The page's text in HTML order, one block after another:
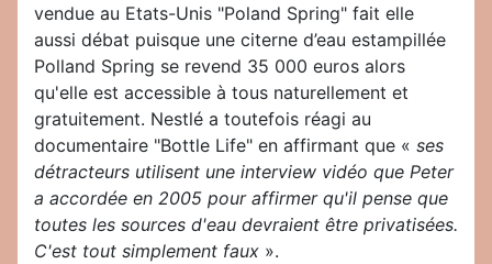
vendue au Etats-Unis "Poland Spring" fait elle
aussi débat puisque une citerne d’eau estampillée
Polland Spring se revend 35 000 euros alors
qu'elle est accessible à tous naturellement et
gratuitement. Nestlé a toutefois réagi au
documentaire "Bottle Life" en affirmant que « ses
détracteurs utilisent une interview vidéo que Peter
a accordée en 2005 pour affirmer qu'il pense que
toutes les sources d'eau devraient être privatisées.
C'est tout simplement faux ».